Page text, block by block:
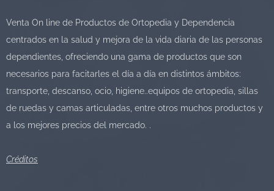
Venta On line de Productos de Ortopedia y Dependencia
centrados en la salud y mejora de la vida diaria de las personas
dependientes, ofreciendo una gama de productos que son
necesarios para facitarles el día a día en distintos ámbitos:
transporte, descanso, ocio, higiene..equipos de ortopedia, sillas
de ruedas y camas articuladas, entre otros muchos productos y
a los mejores precios del mercado. .
Créditos